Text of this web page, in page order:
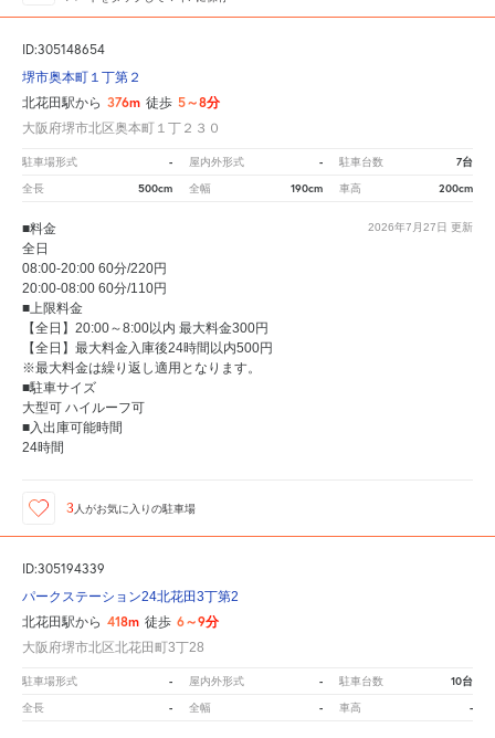
ID:305148654
堺市奥本町１丁第２
北花田駅から 376m 徒歩 5～8分
大阪府堺市北区奥本町１丁２３０
駐車場形式 - 屋内外形式 - 駐車台数 7台
全長 500cm 全幅 190cm 車高 200cm
2026年7月27日 更新
■料金
全日
08:00-20:00 60分/220円
20:00-08:00 60分/110円
■上限料金
【全日】20:00～8:00以内 最大料金300円
【全日】最大料金入庫後24時間以内500円
※最大料金は繰り返し適用となります。
■駐車サイズ
大型可 ハイルーフ可
■入出庫可能時間
24時間
3人がお気に入りの駐車場
ID:305194339
パークステーション24北花田3丁第2
北花田駅から 418m 徒歩 6～9分
大阪府堺市北区北花田町3丁28
駐車場形式 - 屋内外形式 - 駐車台数 10台
全長 - 全幅 - 車高 -